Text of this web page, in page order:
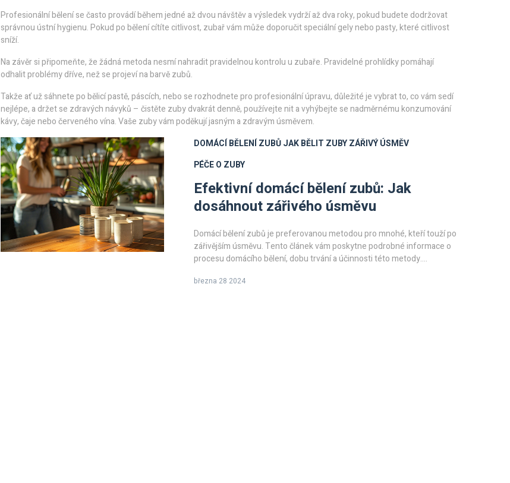
Profesionální bělení se často provádí během jedné až dvou návštěv a výsledek vydrží až dva roky, pokud budete dodržovat
správnou ústní hygienu. Pokud po bělení cítíte citlivost, zubař vám může doporučit speciální gely nebo pasty, které citlivost
sníží.
Na závěr si připomeňte, že žádná metoda nesmí nahradit pravidelnou kontrolu u zubaře. Pravidelné prohlídky pomáhají
odhalit problémy dříve, než se projeví na barvě zubů.
Takže ať už sáhnete po bělicí pastě, páscích, nebo se rozhodnete pro profesionální úpravu, důležité je vybrat to, co vám sedí
nejlépe, a držet se zdravých návyků – čistěte zuby dvakrát denně, používejte nit a vyhýbejte se nadměrnému konzumování
kávy, čaje nebo červeného vína. Vaše zuby vám poděkují jasným a zdravým úsměvem.
DOMÁCÍ BĚLENÍ ZUBŮJAK BĚLIT ZUBYZÁŘIVÝ ÚSMĚV
PÉČE O ZUBY
Efektivní domácí bělení zubů: Jak
dosáhnout zářivého úsměvu
Domácí bělení zubů je preferovanou metodou pro mnohé, kteří touží po
zářivějším úsměvu. Tento článek vám poskytne podrobné informace o
procesu domácího bělení, dobu trvání a účinnosti této metody.
jak a proč si vybrat domácí bělení před profesionálním ošetřením v
března 28 2024